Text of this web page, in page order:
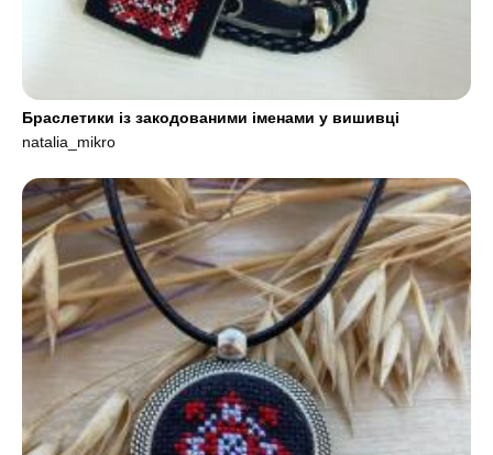
Браслетики із закодованими іменами у вишивці
natalia_mikro